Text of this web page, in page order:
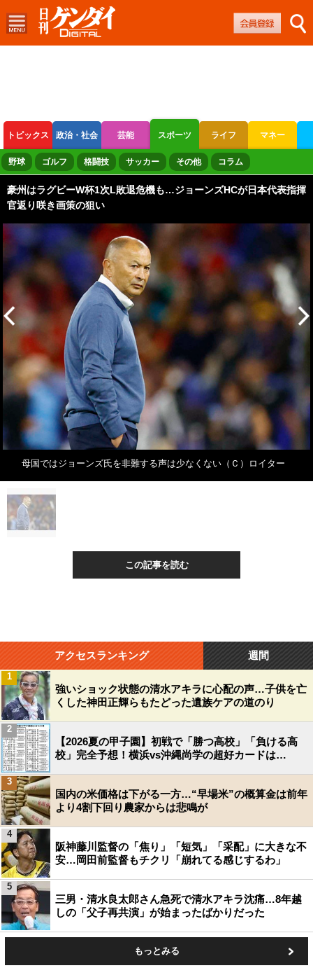
トピックス 政治・社会 芸能 スポーツ ライフ マネー
ボートレース 競輪 オートレース
野球 ゴルフ 格闘技 サッカー その他 コラム
豪州はラグビーW杯1次L敗退危機も…ジョーンズHCが日本代表指揮
官返り咲き画策の狙い
母国ではジョーンズ氏を非難する声は少なくない（Ｃ）ロイター
この記事を読む
アクセスランキング 週間
強いショック状態の清水アキラに心配の声…子供を亡
くした神田正輝らもたどった遺族ケアの道のり
1
【2026夏の甲子園】初戦で「勝つ高校」「負ける高
校」完全予想！横浜vs沖縄尚学の超好カードは…
2
国内の米価格は下がる一方…“早場米”の概算金は前年
より4割下回り農家からは悲鳴が
3
阪神藤川監督の「焦り」「短気」「采配」に大きな不
安…岡田前監督もチクリ「崩れてる感じするわ」
4
三男・清水良太郎さん急死で清水アキラ沈痛…8年越
しの「父子再共演」が始まったばかりだった
5
もっとみる